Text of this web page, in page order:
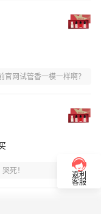
官网试管香一模一样啊？
死！
返利
客服